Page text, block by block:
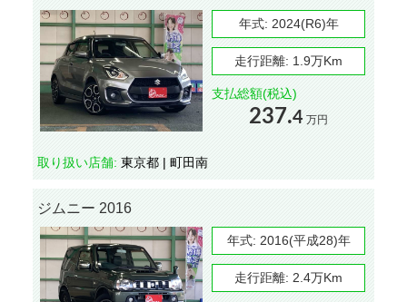
年式: 2024(R6)年
走行距離: 1.9万Km
支払総額(税込)
237.4 万円
取り扱い店舗: 東京都 | 町田南
ジムニー 2016
年式: 2016(平成28)年
走行距離: 2.4万Km